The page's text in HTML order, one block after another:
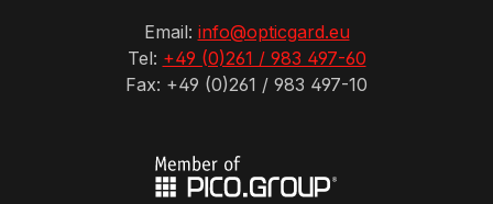
Email: info@opticgard.eu
Tel: +49 (0)261 / 983 497-60
Fax: +49 (0)261 / 983 497-10